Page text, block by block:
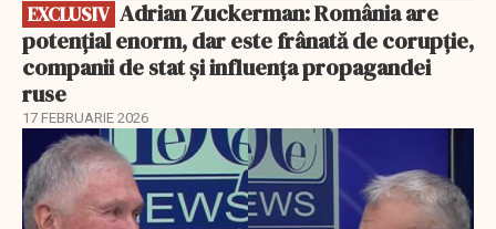
EXCLUSIV
potențial enorm, dar este frânată de corupție,
companii de stat și influența propagandei
ruse
17 FEBRUARIE 2026
EXCLUSIV